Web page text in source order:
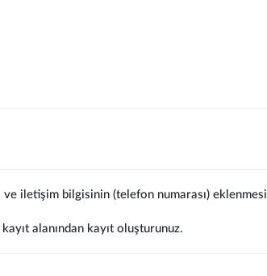
ve iletişim bilgisinin (telefon numarası) eklenmesi
alanından kayıt oluşturunuz.